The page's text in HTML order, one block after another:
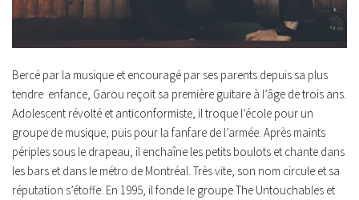
Bercé par la musique et encouragé par ses parents depuis sa plus
tendre enfance, Garou reçoit sa première guitare à l’âge de trois ans.
Adolescent révolté et anticonformiste, il troque l’école pour un
groupe de musique, puis pour la fanfare de l’armée. Après maints
périples sous le drapeau, il enchaîne les petits boulots et chante dans
les bars et dans le métro de Montréal. Très vite, son nom circule et sa
réputation s’étoffe. En 1995, il fonde le groupeThe Untouchables et